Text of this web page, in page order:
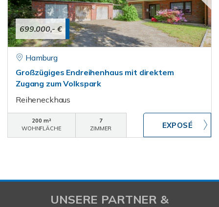
699.000,- €
Hamburg
Großzügiges Endreihenhaus mit direktem
Zugang zum Volkspark
Reiheneckhaus
200 m²
WOHNFLÄCHE
7
ZIMMER
UNSERE PARTNER &